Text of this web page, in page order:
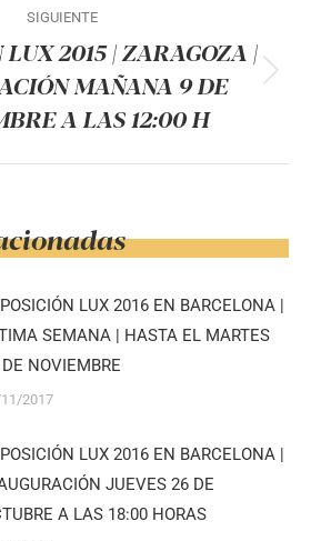
SIGUIENTE
Publicación
siguiente:
LUX 2015 | ZARAGOZA |
MAÑANA 9 DE
A LAS 12:00 H
LUX 2016 EN BARCELONA |
SEMANA | HASTA EL MARTES
NOVIEMBRE
2017
LUX 2016 EN BARCELONA |
JUEVES 26 DE
A LAS 18:00 HORAS